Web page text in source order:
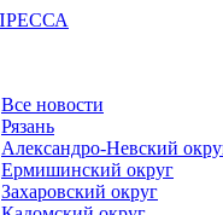
Все новости
Рязань
Александро-Невский
Ермишинский округ
Захаровский округ